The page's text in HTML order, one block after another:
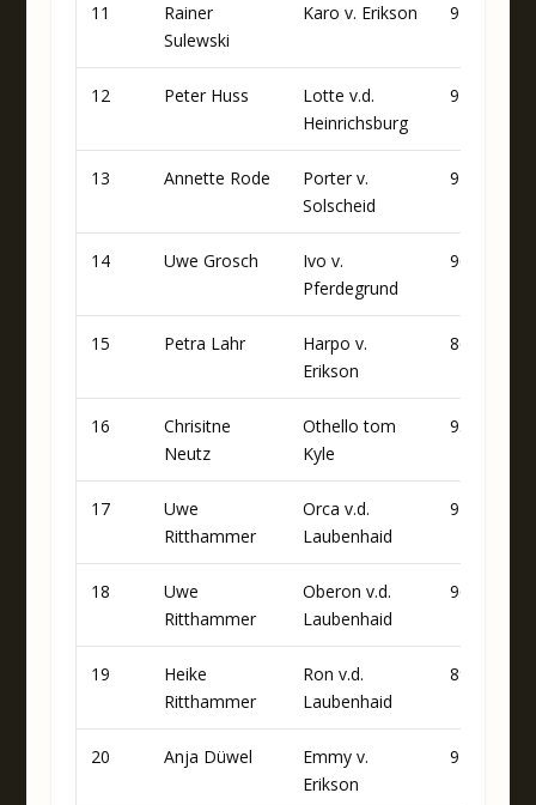
11
Rainer
Sulewski
Karo v. Erikson 92
12 Peter Huss
Lotte v.d.
Heinrichsburg
92
13 Annette Rode
Porter v.
Solscheid
94
14 Uwe Grosch
Ivo v.
Pferdegrund
96
15 Petra Lahr
Harpo v.
Erikson
86
16
Chrisitne
Neutz
Othello tom
Kyle
93
17
Uwe
Ritthammer
Orca v.d.
Laubenhaid
92
18
Uwe
Ritthammer
Oberon v.d.
Laubenhaid
96
19
Heike
Ritthammer
Ron v.d.
Laubenhaid
89
20 Anja Düwel
Emmy v.
Erikson
91